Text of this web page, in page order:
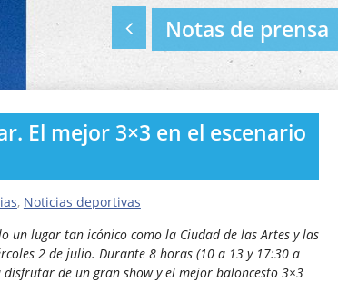
Notas de prensa
El mejor 3×3 en el escenario
, Noticias deportivas
un lugar tan icónico como la Ciudad de las Artes y las
2 de julio. Durante 8 horas (10 a 13 y 17:30 a
de un gran show y el mejor baloncesto 3×3